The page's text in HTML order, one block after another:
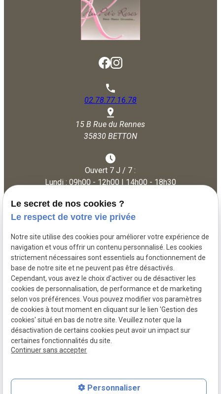
02.78.77.16.78
15 B Rue du Rennes
35830 BETTON
Ouvert 7 J / 7 :
Lundi : 09h00 - 12h00 | 14h00 - 18h30
Samedi : 09h30 - 12h30 | 14h30 - 19h00
Dimanche : 09h30 - 12h30
Mentions légales
Politique de
confidentialité
Gestion
des
cookies
Plan du site
Siret : 50340431100014
Le secret de nos cookies ?
Le respect de votre vie privée
Notre site utilise des cookies pour améliorer votre expérience de
navigation et vous offrir un contenu personnalisé. Les cookies
strictement nécessaires sont essentiels au fonctionnement de
base de notre site et ne peuvent pas être désactivés.
Cependant, vous avez le choix d'activer ou de désactiver les
cookies de personnalisation, de performance et de marketing
selon vos préférences. Vous pouvez modifier vos paramètres
de cookies à tout moment en cliquant sur le lien 'Gestion des
cookies' situé en bas de notre site. Veuillez noter que la
désactivation de certains cookies peut avoir un impact sur
certaines fonctionnalités du site.
Continuer sans accepter
Personnaliser